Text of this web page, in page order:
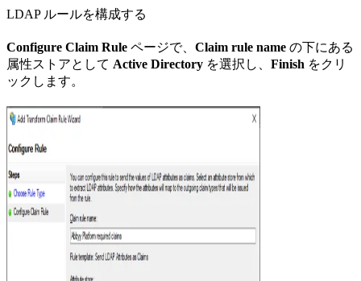
LDAP ルールを構成する
Configure Claim Rule ページで、 Claim rule name の下にある
属性ストアとして Active Directory を選択し、 Finish をクリ
ックします。